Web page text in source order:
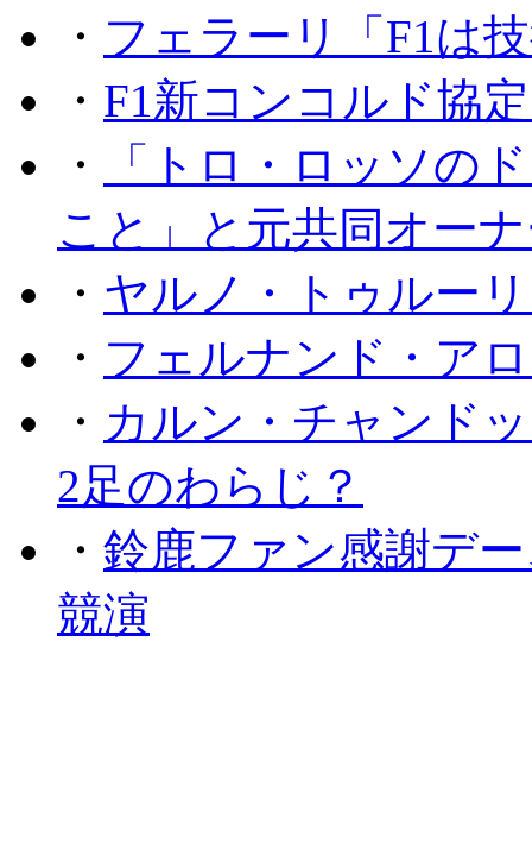
・ フェラーリ「F1は
・ F1新コンコルド協
・
「トロ・ロッソの
こと」と元共同オー
・ ヤルノ・トゥルー
・ フェルナンド・ア
・ カルン・チャンド
2足のわらじ？
・ 鈴鹿ファン感謝デ
競演